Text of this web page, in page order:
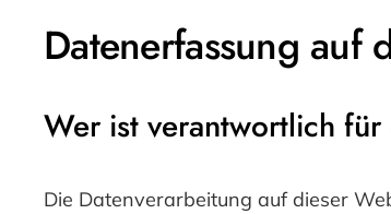
Datenerfassung auf
Wer ist verantwortlich
Die Datenverarbeitung auf dieser